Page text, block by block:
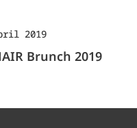
2019
Brunch 2019